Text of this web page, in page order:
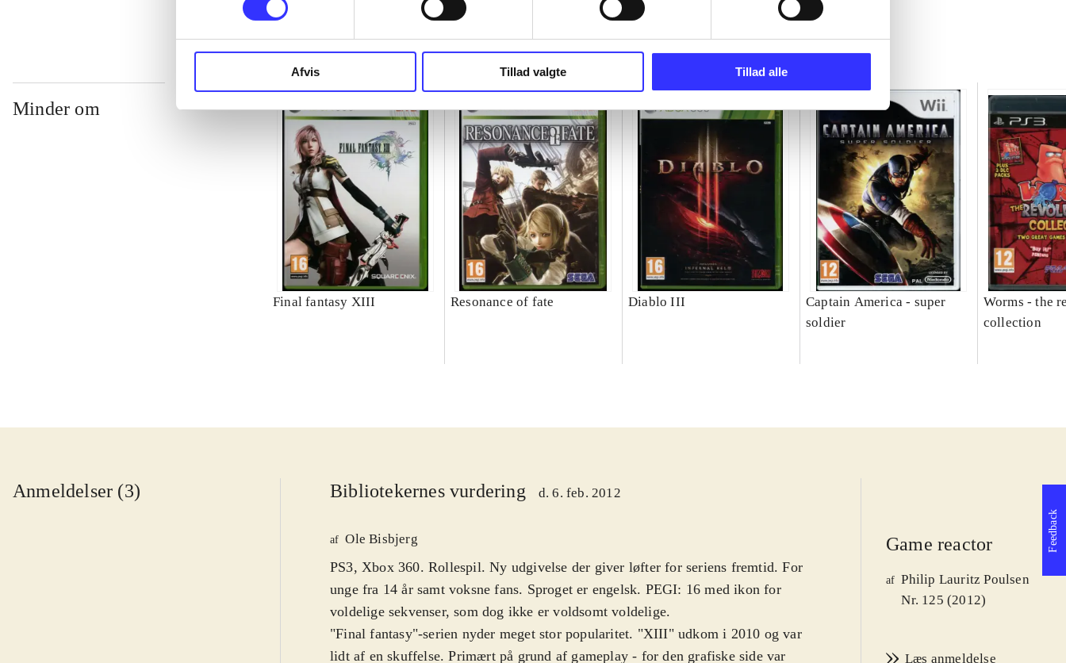
Afvis Tillad valgte Tillad alle
Minder om
Final fantasy XIII Resonance of fate Diablo III
Captain America - super
soldier
Worms - the
collection
Anmeldelser (3) Bibliotekernes vurdering d. 6. feb. 2012
af Ole Bisbjerg
PS3, Xbox 360. Rollespil. Ny udgivelse der giver løfter for seriens fremtid. For
unge fra 14 år samt voksne fans. Sproget er engelsk. PEGI: 16 med ikon for
voldelige sekvenser, som dog ikke er voldsomt voldelige.
"Final fantasy"-serien nyder meget stor popularitet. "XIII" udkom i 2010 og var
lidt af en skuffelse. Primært på grund af gameplay - for den grafiske side var
Game reactor
af Philip Lauritz Poulsen
Nr. 125 (2012)
Læs anmeldelse
Feedback